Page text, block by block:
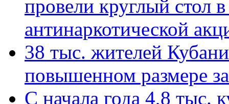
провели круглый стол
антинаркотической
38 тыс. жителей
повышенном размере
С начала года 4,8 тыс.